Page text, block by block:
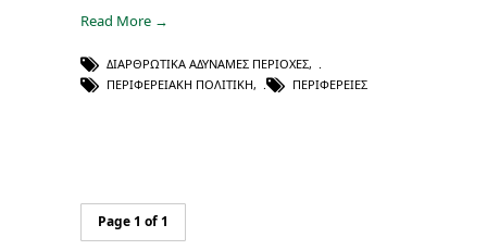
Read More →
ΔΙΑΡΘΡΩΤΙΚΆ ΑΔΎΝΑΜΕΣ ΠΕΡΙΟΧΈΣ,
ΠΕΡΙΦΕΡΕΙΑΚΉ ΠΟΛΙΤΙΚΉ, ΠΕΡΙΦΈΡΕΙΕΣ
Page 1 of 1